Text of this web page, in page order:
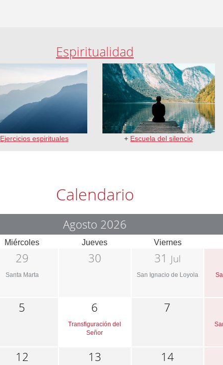
Espiritualidad
Ejercicios espirituales + Escuela del silencio
Calendario
Agosto 2026
Miércoles Jueves Viernes
29
Santa Marta
30 31 Jul
San Ignacio de Loyola
5 6
Transfiguración del
Señor
7
12 13 14